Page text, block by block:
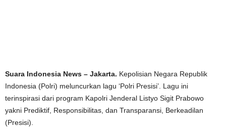
Suara Indonesia News – Jakarta. Kepolisian Negara Republik
Indonesia (Polri) meluncurkan lagu ‘Polri Presisi’. Lagu ini
terinspirasi dari program Kapolri Jenderal Listyo Sigit Prabowo
yakni Prediktif, Responsibilitas, dan Transparansi, Berkeadilan
(Presisi).